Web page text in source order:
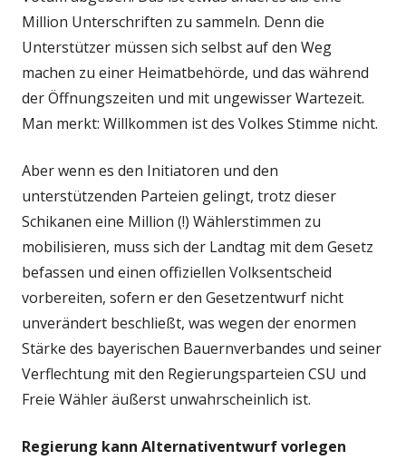
Million Unterschriften zu sammeln. Denn die
Unterstützer müssen sich selbst auf den Weg
machen zu einer Heimatbehörde, und das während
der Öffnungszeiten und mit ungewisser Wartezeit.
Man merkt: Willkommen ist des Volkes Stimme nicht.
Aber wenn es den Initiatoren und den
unterstützenden Parteien gelingt, trotz dieser
Schikanen eine Million (!) Wählerstimmen zu
mobilisieren, muss sich der Landtag mit dem Gesetz
befassen und einen offiziellen Volksentscheid
vorbereiten, sofern er den Gesetzentwurf nicht
unverändert beschließt, was wegen der enormen
Stärke des bayerischen Bauernverbandes und seiner
Verflechtung mit den Regierungsparteien CSU und
Freie Wähler äußerst unwahrscheinlich ist.
Regierung kann Alternativentwurf vorlegen